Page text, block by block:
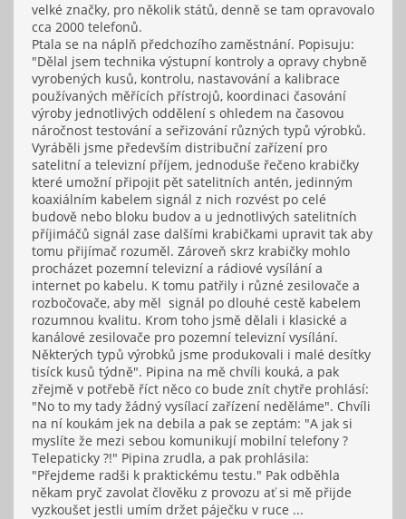
velké značky, pro několik států, denně se tam opravovalo
cca 2000 telefonů.
Ptala se na náplň předchozího zaměstnání. Popisuju:
"Dělal jsem technika výstupní kontroly a opravy chybně
vyrobených kusů, kontrolu, nastavování a kalibrace
používaných měřících přístrojů, koordinaci časování
výroby jednotlivých oddělení s ohledem na časovou
náročnost testování a seřizování různých typů výrobků.
Vyráběli jsme především distribuční zařízení pro
satelitní a televizní příjem, jednoduše řečeno krabičky
které umožní připojit pět satelitních antén, jedinným
koaxiálním kabelem signál z nich rozvést po celé
budově nebo bloku budov a u jednotlivých satelitních
příjimáčů signál zase dalšími krabičkami upravit tak aby
tomu přijímač rozuměl. Zároveň skrz krabičky mohlo
procházet pozemní televizní a rádiové vysílání a
internet po kabelu. K tomu patřily i různé zesilovače a
rozbočovače, aby měl signál po dlouhé cestě kabelem
rozumnou kvalitu. Krom toho jsmě dělali i klasické a
kanálové zesilovače pro pozemní televizní vysílání.
Některých typů výrobků jsme produkovali i malé desítky
tisíck kusů týdně". Pipina na mě chvíli kouká, a pak
zřejmě v potřebě říct něco co bude znít chytře prohlásí:
"No to my tady žádný vysílací zařízení neděláme". Chvíli
na ní koukám jek na debila a pak se zeptám: "A jak si
myslíte že mezi sebou komunikují mobilní telefony ?
Telepaticky ?!" Pipina zrudla, a pak prohlásila:
"Přejdeme radši k praktickému testu." Pak odběhla
někam pryč zavolat člověku z provozu ať si mě přijde
vyzkoušet jestli umím držet páječku v ruce ...